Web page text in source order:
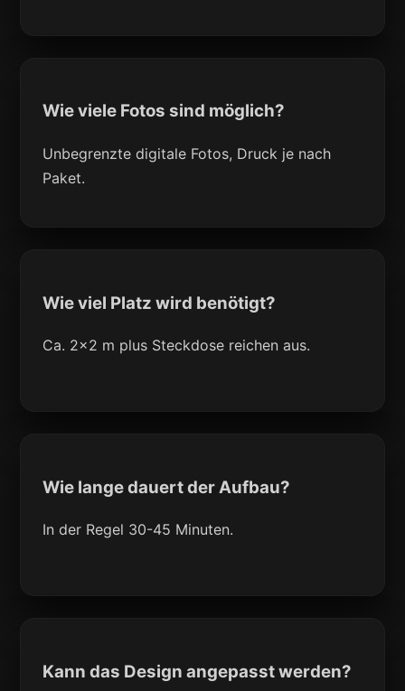
Wie viele Fotos sind möglich?
Unbegrenzte digitale Fotos, Druck je nach
Paket.
Wie viel Platz wird benötigt?
Ca. 2x2 m plus Steckdose reichen aus.
Wie lange dauert der Aufbau?
In der Regel 30-45 Minuten.
Kann das Design angepasst werden?